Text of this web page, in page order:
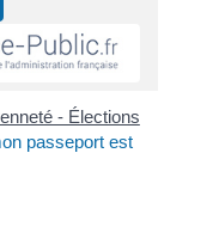
- Élections
passeport est